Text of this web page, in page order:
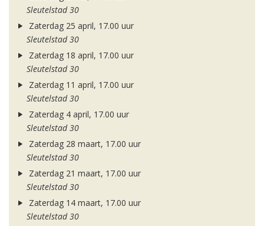
Sleutelstad 30
Zaterdag 25 april, 17.00 uur
Sleutelstad 30
Zaterdag 18 april, 17.00 uur
Sleutelstad 30
Zaterdag 11 april, 17.00 uur
Sleutelstad 30
Zaterdag 4 april, 17.00 uur
Sleutelstad 30
Zaterdag 28 maart, 17.00 uur
Sleutelstad 30
Zaterdag 21 maart, 17.00 uur
Sleutelstad 30
Zaterdag 14 maart, 17.00 uur
Sleutelstad 30